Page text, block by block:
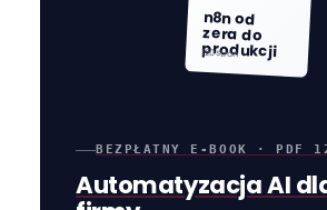
n8n od
zera do
produkcji
120 stron
BEZPŁATNY E-BOOK · PDF
Automatyzacja AI